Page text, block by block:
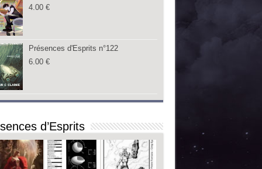
4.00 €
Présences d'Esprits n°122
6.00 €
d’Esprits